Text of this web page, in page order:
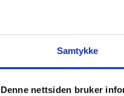
Samtykke
Denne nettsiden bruker